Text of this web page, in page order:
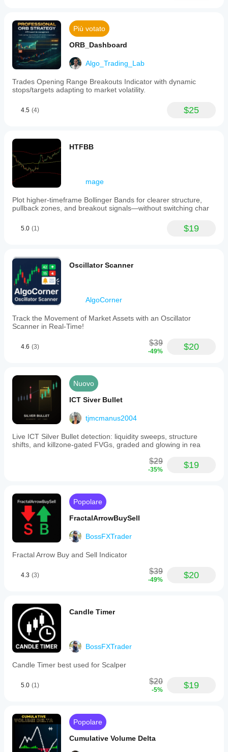
come si
comporta
in diverse
condizioni
di
mercato.
modificare
i parametri
per
adattare
l'indicatore
alla tua
strategia.
Più votato
ORB_Dashboard
Algo_Trading_Lab
Trades Opening Range Breakouts Indicator with dynamic
stops/targets adapting to market volatility.
4.5 (4) $25
HTFBB
mage
Plot higher-timeframe Bollinger Bands for clearer structure,
pullback zones, and breakout signals—without switching char
5.0 (1) $19
Oscillator Scanner
AlgoCorner
Track the Movement of Market Assets with an Oscillator
Scanner in Real-Time!
4.6 (3) $39
-49% $20
Nuovo
ICT Siver Bullet
tjmcmanus2004
Live ICT Silver Bullet detection: liquidity sweeps, structure
shifts, and killzone-gated FVGs, graded and glowing in rea
$29
-35% $19
Popolare
FractalArrowBuySell
BossFXTrader
Fractal Arrow Buy and Sell Indicator
4.3 (3) $39
-49% $20
Candle Timer
BossFXTrader
Candle Timer best used for Scalper
5.0 (1) $20
-5% $19
Popolare
Cumulative Volume Delta